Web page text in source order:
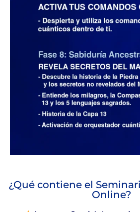
¿Qué contiene el
Online?